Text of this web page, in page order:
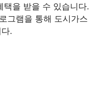
택을 받을 수 있습니다.
그램을 통해 도시가스
.